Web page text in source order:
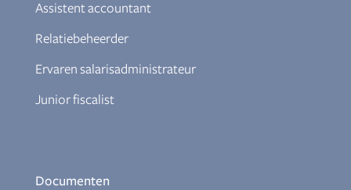
Assistent accountant
Relatiebeheerder
Ervaren salarisadministrateur
Junior fiscalist
Documenten